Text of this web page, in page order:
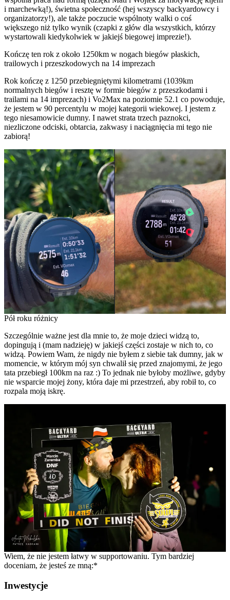
i marchewką!), świetna społeczność (hej wszyscy backyardowcy i
organizatorzy!), ale także poczucie wspólnoty walki o coś
większego niż tylko wynik (czapki z głów dla wszystkich, którzy
wystartowali kiedykolwiek w jakiejś biegowej imprezie!).
Kończę ten rok z około 1250km w nogach biegów płaskich,
trailowych i przeszkodowych na 14 imprezach
Rok kończę z 1250 przebiegniętymi kilometrami (1039km
normalnych biegów i resztę w formie biegów z przeszkodami i
trailami na 14 imprezach) i Vo2Max na poziomie 52.1 co powoduje,
że jestem w 90 percentylu w mojej kategorii wiekowej. I jestem z
tego niesamowicie dumny. I nawet strata trzech paznokci,
niezliczone odciski, obtarcia, zakwasy i naciągnięcia mi tego nie
zabiorą!
Pół roku różnicy
Szczególnie ważne jest dla mnie to, że moje dzieci widzą to,
dopingują i (mam nadzieję) w jakiejś części zostaje w nich to, co
widzą. Powiem Wam, że nigdy nie byłem z siebie tak dumny, jak w
momencie, w którym mój syn chwalił się przed znajomymi, że jego
tata przebiegł 100km na raz :) To jednak nie byłoby możliwe, gdyby
nie wsparcie mojej żony, która daje mi przestrzeń, aby robił to, co
rozpala moją iskrę.
Wiem, że nie jestem łatwy w supportowaniu. Tym bardziej
doceniam, że jesteś ze mną:*
Inwestycje